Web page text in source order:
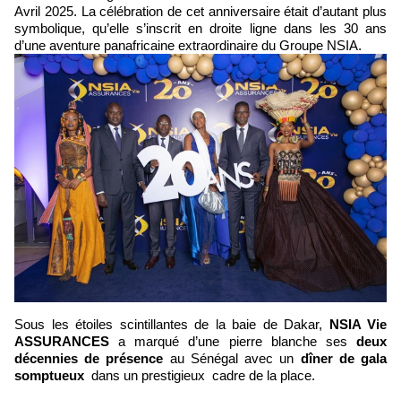
Avril 2025. La célébration de cet anniversaire était d’autant plus
symbolique, qu’elle s’inscrit en droite ligne dans les 30 ans
d’une aventure panafricaine extraordinaire du Groupe NSIA.
Sous les étoiles scintillantes de la baie de Dakar, NSIA Vie
ASSURANCES a marqué d’une pierre blanche ses deux
décennies de présence au Sénégal avec un dîner de gala
somptueux dans un prestigieux cadre de la place.